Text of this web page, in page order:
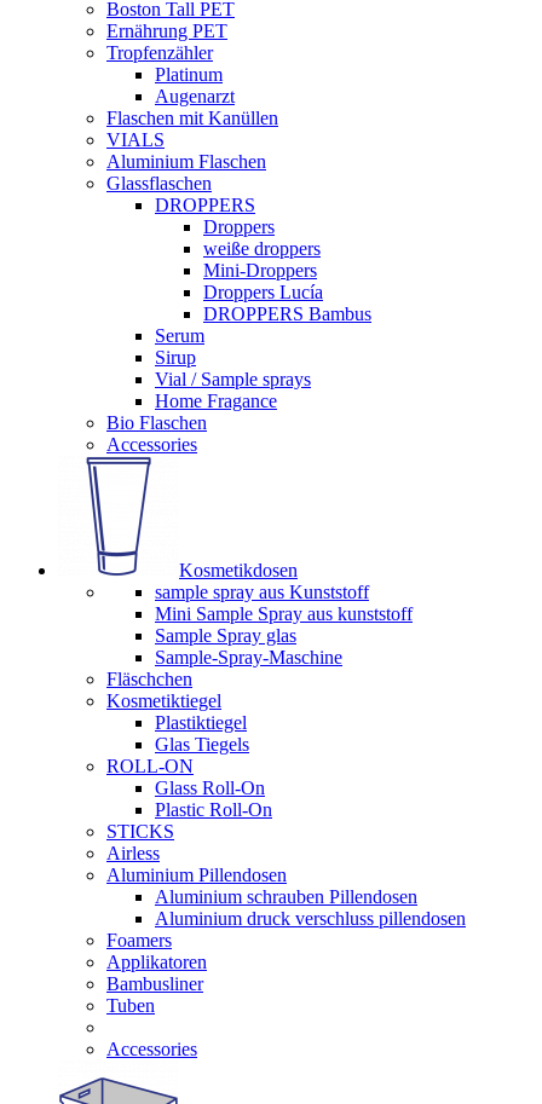
Boston Tall PET
Ernährung PET
Tropfenzähler
Platinum
Augenarzt
Flaschen mit Kanüllen
VIALS
Aluminium Flaschen
Glassflaschen
DROPPERS
Droppers
weiße droppers
Mini-Droppers
Droppers Lucía
DROPPERS Bambus
Serum
Sirup
Vial / Sample sprays
Home Fragance
Bio Flaschen
Accessories
Kosmetikdosen
sample spray aus Kunststoff
Mini Sample Spray aus kunststoff
Sample Spray glas
Sample-Spray-Maschine
Fläschchen
Kosmetiktiegel
Plastiktiegel
Glas Tiegels
ROLL-ON
Glass Roll-On
Plastic Roll-On
STICKS
Airless
Aluminium Pillendosen
Aluminium schrauben Pillendosen
Aluminium druck verschluss pillendosen
Foamers
Applikatoren
Bambusliner
Tuben
Accessories